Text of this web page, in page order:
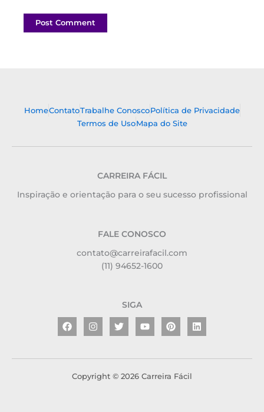
HomeContatoTrabalhe ConoscoPolítica de Privacidade
Termos de UsoMapa do Site
CARREIRA FÁCIL
Inspiração e orientação para o seu sucesso profissional
FALE CONOSCO
contato@carreirafacil.com
(11) 94652-1600
SIGA
FacebookInstagram
TwitterYoutubePinterestLinkedin
Copyright © 2026 Carreira Fácil